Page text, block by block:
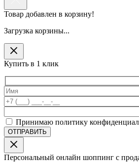
Товар добавлен в корзину!
Загрузка корзины...
Купить в 1 клик
Принимаю политику
Персональный онлайн шоппинг с